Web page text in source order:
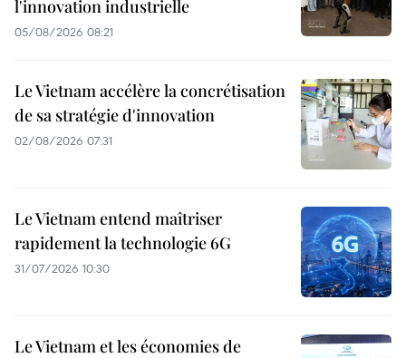
l'innovation industrielle
05/08/2026 08:21
Le Vietnam accélère la concrétisation
de sa stratégie d'innovation
02/08/2026 07:31
Le Vietnam entend maîtriser
rapidement la technologie 6G
31/07/2026 10:30
Le Vietnam et les économies de